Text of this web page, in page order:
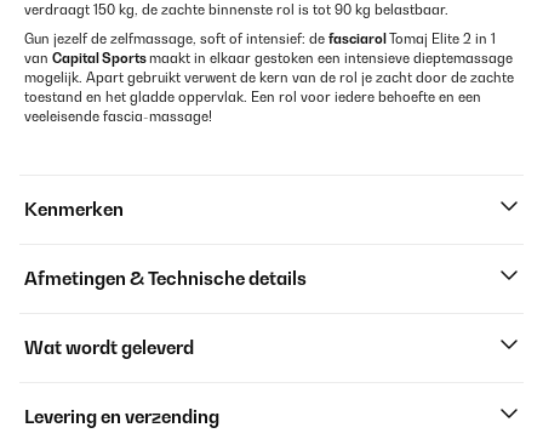
verdraagt 150 kg, de zachte binnenste rol is tot 90 kg belastbaar.
Gun jezelf de zelfmassage, soft of intensief: de fasciarol Tomaj Elite 2 in 1
van Capital Sportsmaakt in elkaar gestoken een intensieve dieptemassage
mogelijk. Apart gebruikt verwent de kern van de rol je zacht door de zachte
toestand en het gladde oppervlak. Een rol voor iedere behoefte en een
veeleisende fascia-massage!
Kenmerken
Afmetingen & Technische details
Wat wordt geleverd
Levering en verzending